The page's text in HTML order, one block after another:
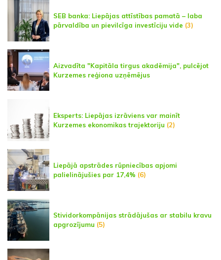
SEB banka: Liepājas attīstības pamatā – laba
pārvaldība un pievilcīga investīciju vide (3)
Aizvadīta "Kapitāla tirgus akadēmija", pulcējot
Kurzemes reģiona uzņēmējus
Eksperts: Liepājas izrāviens var mainīt
Kurzemes ekonomikas trajektoriju (2)
Liepājā apstrādes rūpniecības apjomi
palielinājušies par 17,4% (6)
Stividorkompānijas strādājušas ar stabilu kravu
apgrozījumu (5)